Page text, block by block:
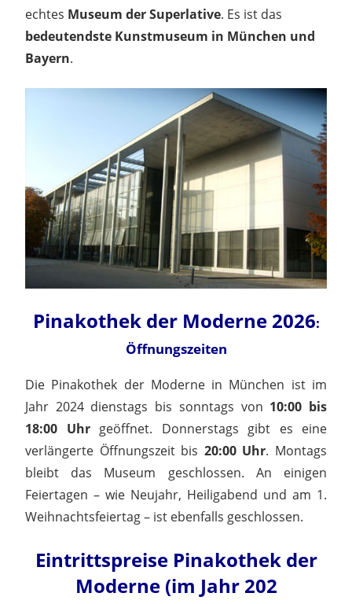
echtes Museum der Superlative. Es ist das
bedeutendste Kunstmuseum in München und
Bayern.
Pinakothek der Moderne 2026:
Öffnungszeiten
Die Pinakothek der Moderne in München ist im
Jahr 2024 dienstags bis sonntags von 10:00 bis
18:00 Uhrgeöffnet. Donnerstags gibt es eine
verlängerte Öffnungszeit bis 20:00 Uhr. Montags
bleibt das Museum geschlossen. An einigen
Feiertagen – wie Neujahr, Heiligabend und am 1.
Weihnachtsfeiertag – ist ebenfalls geschlossen.
Eintrittspreise Pinakothek der
Moderne(im Jahr 202